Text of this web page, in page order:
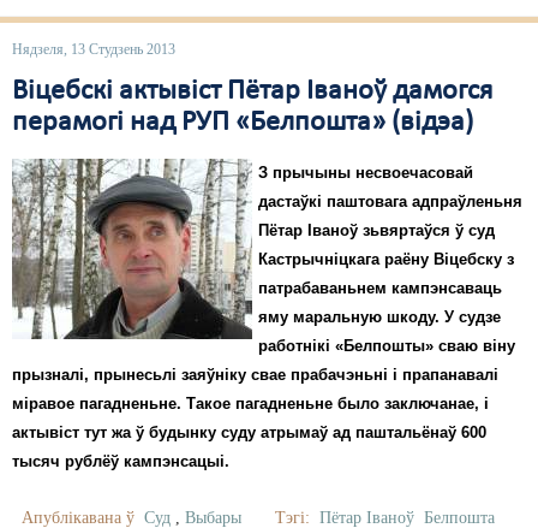
Нядзеля, 13 Студзень 2013
Віцебскі актывіст Пётар Іваноў дамогся
перамогі над РУП «Белпошта» (відэа)
З прычыны несвоечасовай
дастаўкі паштовага адпраўленьня
Пётар Іваноў зьвяртаўся ў суд
Кастрычніцкага раёну Віцебску з
патрабаваньнем кампэнсаваць
яму маральную шкоду. У судзе
работнікі «Белпошты» сваю віну
прызналі, прынесьлі заяўніку свае прабачэньні і прапанавалі
міравое пагадненьне. Такое пагадненьне было заключанае, і
актывіст тут жа ў будынку суду атрымаў ад паштальёнаў 600
тысяч рублёў кампэнсацыі.
Апублікавана ў Суд , Выбары Тэгі: Пётар Іваноў Белпошта